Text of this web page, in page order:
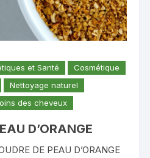
et Santé
Cosmétique
Nettoyage naturel
des cheveux
D’ORANGE
DE PEAU D’ORANGE